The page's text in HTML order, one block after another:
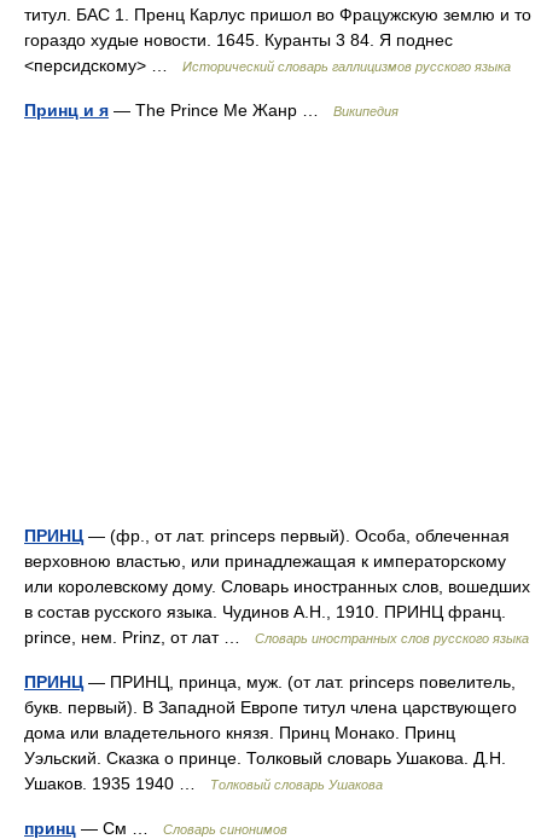
титул. БАС 1. Пренц Карлус пришол во Фрацужскую землю и то
гораздо худые новости. 1645. Куранты 3 84. Я поднес
<персидскому> …
Исторический словарь галлицизмов русского языка
Принц и я — The Prince Me Жанр … Википедия
ПРИНЦ — (фр., от лат. princeps первый). Особа, облеченная
верховною властью, или принадлежащая к императорскому
или королевскому дому. Словарь иностранных слов, вошедших
в состав русского языка. Чудинов А.Н., 1910. ПРИНЦ франц.
prince, нем. Prinz, от лат …
Словарь иностранных слов русского языка
ПРИНЦ — ПРИНЦ, принца, муж. (от лат. princeps повелитель,
букв. первый). В Западной Европе титул члена царствующего
дома или владетельного князя. Принц Монако. Принц
Уэльский. Сказка о принце. Толковый словарь Ушакова. Д.Н.
Ушаков. 1935 1940 …
Толковый словарь Ушакова
принц — См … Словарь синонимов